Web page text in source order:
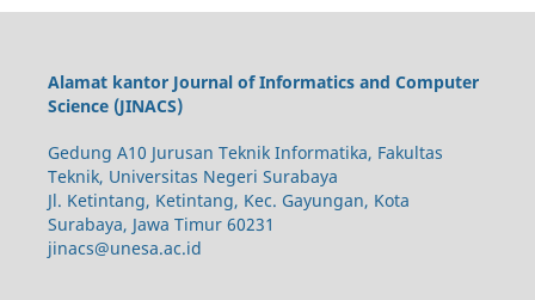
Alamat kantor Journal of Informatics and Computer
Science (JINACS)
Gedung A10 Jurusan Teknik Informatika, Fakultas
Teknik, Universitas Negeri Surabaya
Jl. Ketintang, Ketintang, Kec. Gayungan, Kota
Surabaya, Jawa Timur 60231
jinacs@unesa.ac.id